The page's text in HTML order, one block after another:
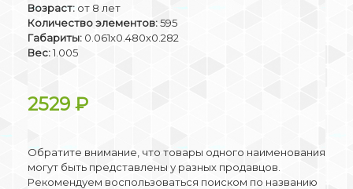
Возраст: от 8 лет
Количество элементов:595
Габариты: 0.061x0.480x0.282
Вес:1.005
2529 ₽
Обратите внимание, что товары одного наименования
могут быть представлены у разных продавцов.
Рекомендуем воспользоваться поиском по названию